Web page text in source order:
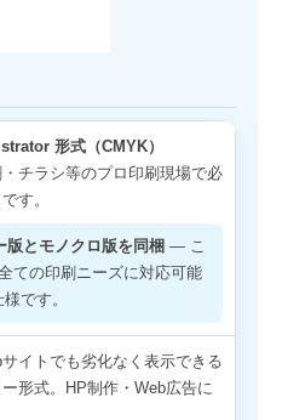
形式（CMYK）
チラシ等のプロ印刷現場で必
す。
版とモノクロ版を同梱 — こ
ての印刷ニーズに対応可能
です。
イトでも劣化なく表示できる
形式。HP制作・Web広告に